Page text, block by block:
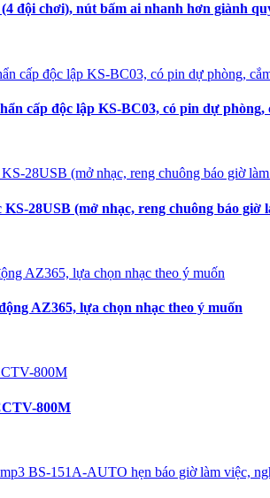
đội chơi), nút bấm ai nhanh hơn giành
cấp độc lập KS-BC03, có pin dự phòng,
28USB (mở nhạc, reng chuông báo
AZ365, lựa chọn nhạc theo ý muốn
800M